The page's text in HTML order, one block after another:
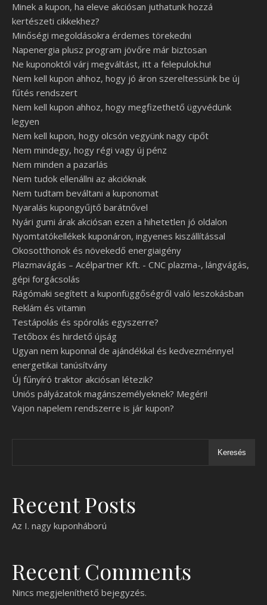
Minek a kupon, ha eleve akciósan juthatunk hozzá
kertészeti cikkekhez?
Minőségi megoldásokra érdemes törekedni
Napenergia plusz program jövőre már biztosan
Ne kuponoktól várj megváltást, itt a felepulok.hu!
Nem kell kupon ahhoz, hogy jó áron szereltessünk be új
fűtés rendszert
Nem kell kupon ahhoz, hogy megfizethető ügyvédünk
legyen
Nem kell kupon, hogy olcsón vegyünk nagy cipőt
Nem mindegy, hogy régi vagy új pénz
Nem minden a pazarlás
Nem tudok ellenállni az akcióknak
Nem tudtam beváltani a kuponomat
Nyaralás kupongyűjtő barátnővel
Nyári gumi árak akciósan ezen a hihetetlen jó oldalon
Nyomtatókellékek kuponáron, ingyenes kiszállítással
Okosotthonok és növekedő energiaigény
Plazmavágás – Acélpartner Kft. - CNC plazma-, lángvágás,
gépi forgácsolás
Rágómaki segített a kuponfüggőségről való leszokásban
Reklám és vitamin
Testápolás és spórolás egyszerre?
Tetőbox és hirdető újság
Ugyan nem kuponnal de ajándékkal és kedvezménnyel
energetikai tanúsítvány
Új fűnyíró traktor akciósan létezik?
Uniós pályázatok magánszemélyeknek? Megéri!
Vajon napelem rendszerre is jár kupon?
Keresés
Recent Posts
Az I. nagy kuponháború
Recent Comments
Nincs megjeleníthető bejegyzés.